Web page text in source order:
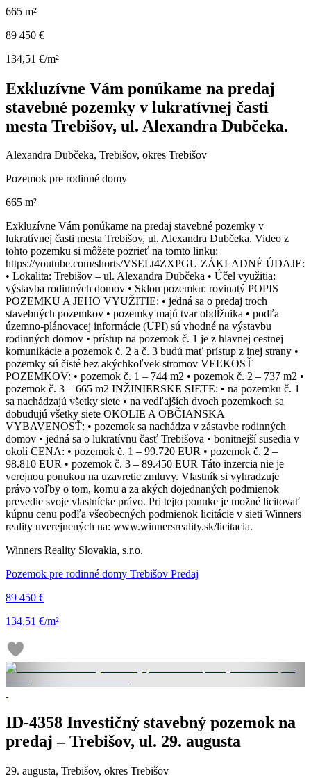
665 m²
89 450 €
134,51 €/m²
Exkluzívne Vám ponúkame na predaj
stavebné pozemky v lukratívnej časti
mesta Trebišov, ul. Alexandra Dubčeka.
Alexandra Dubčeka, Trebišov, okres Trebišov
Pozemok pre rodinné domy
665 m²
Exkluzívne Vám ponúkame na predaj stavebné pozemky v
lukratívnej časti mesta Trebišov, ul. Alexandra Dubčeka. Video z
tohto pozemku si môžete pozrieť na tomto linku:
https://youtube.com/shorts/VSELt4ZXPGU ZÁKLADNÉ ÚDAJE:
• Lokalita: Trebišov – ul. Alexandra Dubčeka • Účel využitia:
výstavba rodinných domov • Sklon pozemku: rovinatý POPIS
POZEMKU A JEHO VYUŽITIE: • jedná sa o predaj troch
stavebných pozemkov • pozemky majú tvar obdĺžnika • podľa
územno-plánovacej informácie (UPI) sú vhodné na výstavbu
rodinných domov • prístup na pozemok č. 1 je z hlavnej cestnej
komunikácie a pozemok č. 2 a č. 3 budú mať prístup z inej strany •
pozemky sú čisté bez akýchkoľvek stromov VEĽKOSŤ
POZEMKOV: • pozemok č. 1 – 744 m2 • pozemok č. 2 – 737 m2 •
pozemok č. 3 – 665 m2 INŽINIERSKE SIETE: • na pozemku č. 1
sa nachádzajú všetky siete • na vedľajších dvoch pozemkoch sa
dobudujú všetky siete OKOLIE A OBČIANSKA
VYBAVENOSŤ: • pozemok sa nachádza v zástavbe rodinných
domov • jedná sa o lukratívnu časť Trebišova • bonitnejší susedia v
okolí CENA: • pozemok č. 1 – 99.720 EUR • pozemok č. 2 –
98.810 EUR • pozemok č. 3 – 89.450 EUR Táto inzercia nie je
verejnou ponukou na uzavretie zmluvy. Vlastník si vyhradzuje
právo voľby o tom, komu a za akých dojednaných podmienok
prevedie svoje vlastnícke právo. Pri tejto ponuke je možné licitovať
kúpnu cenu podľa všeobecných podmienok licitácie v sieti Winners
reality uverejnených na: www.winnersreality.sk/licitacia.
Winners Reality Slovakia, s.r.o.
Pozemok pre rodinné domy Trebišov Predaj
89 450 €
134,51 €/m²
ID-4358 Investičný stavebný pozemok na
predaj – Trebišov, ul. 29. augusta
29. augusta, Trebišov, okres Trebišov